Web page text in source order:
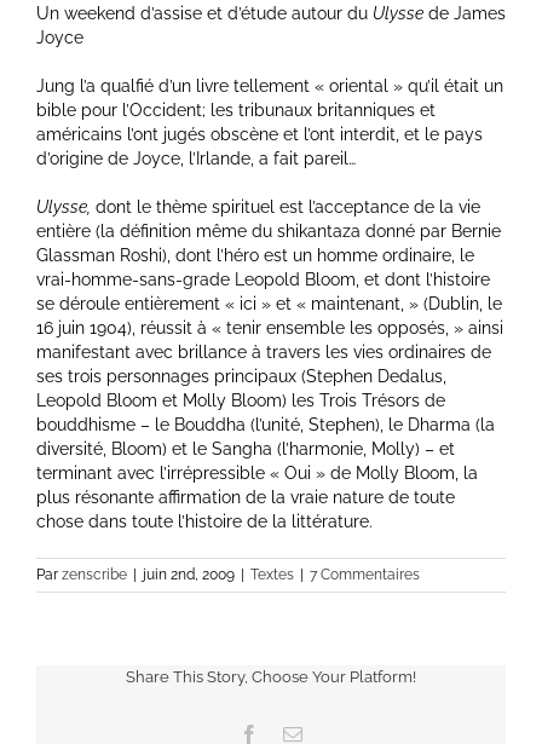
Un weekend d’assise et d’étude autour du Ulysse de James
Joyce
Jung l’a qualfié d’un livre tellement « oriental » qu’il était un
bible pour l’Occident; les tribunaux britanniques et
américains l’ont jugés obscène et l’ont interdit, et le pays
d’origine de Joyce, l’Irlande, a fait pareil…
Ulysse, dont le thème spirituel est l’acceptance de la vie
entière (la définition même du shikantaza donné par Bernie
Glassman Roshi), dont l’héro est un homme ordinaire, le
vrai-homme-sans-grade Leopold Bloom, et dont l’histoire
se déroule entièrement « ici » et « maintenant, » (Dublin, le
16 juin 1904), réussit à « tenir ensemble les opposés, » ainsi
manifestant avec brillance à travers les vies ordinaires de
ses trois personnages principaux (Stephen Dedalus,
Leopold Bloom et Molly Bloom) les Trois Trésors de
bouddhisme – le Bouddha (l’unité, Stephen), le Dharma (la
diversité, Bloom) et le Sangha (l’harmonie, Molly) – et
terminant avec l’irrépressible « Oui » de Molly Bloom, la
plus résonante affirmation de la vraie nature de toute
chose dans toute l’histoire de la littérature.
Par zenscribe juin 2nd, 2009 Textes 7 Commentaires
Share This Story, Choose Your Platform!
Facebook
Email